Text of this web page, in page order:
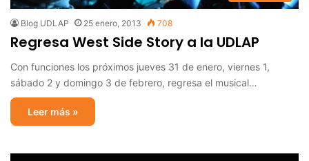
Blog UDLAP 25 enero, 2013 708
Regresa West Side Story a la UDLAP
Con funciones los próximos jueves 31 de enero, viernes 1,
sábado 2 y domingo 3 de febrero, regresa el musical…
Leer más »